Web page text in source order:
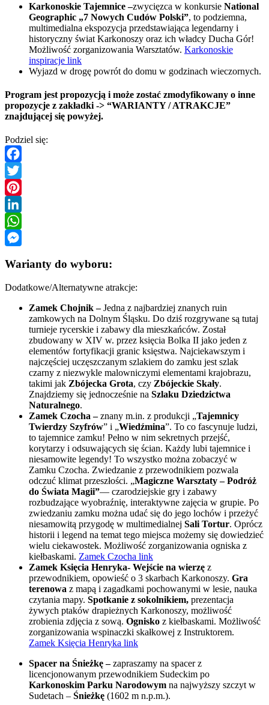
Karkonoskie Tajemnice –zwycięzca w konkursie National
Geographic „7 Nowych Cudów Polski”, to podziemna,
multimedialna ekspozycja przedstawiająca legendarny i
historyczny świat Karkonoszy oraz ich władcy Ducha Gór!
Możliwość zorganizowania Warsztatów. Karkonoskie
inspiracje link
Wyjazd w drogę powrót do domu w godzinach wieczornych.
Program jest propozycją i może zostać zmodyfikowany o inne
propozycje z zakładki -> “WARIANTY / ATRAKCJE”
znajdującej się powyżej.
Podziel się:
Facebook
Twitter
Pinterest
LinkedIn
WhatsApp
Warianty do wyboru:
Dodatkowe/Alternatywne atrakcje:
Zamek Chojnik –Jedna z najbardziej znanych ruin
zamkowych na Dolnym Śląsku. Do dziś rozgrywane są tutaj
turnieje rycerskie i zabawy dla mieszkańców. Został
zbudowany w XIV w. przez księcia Bolka II jako jeden z
elementów fortyfikacji granic księstwa. Najciekawszym i
najczęściej uczęszczanym szlakiem do zamku jest szlak
czarny z niezwykle malowniczymi elementami krajobrazu,
takimi jak Zbójecka Grota, czy Zbójeckie Skały.
Znajdziemy się jednocześnie na Szlaku Dziedzictwa
Naturalnego.
Zamek Czocha –znany m.in. z produkcji „Tajemnicy
Twierdzy Szyfrów” i „Wiedźmina”. To co fascynuje ludzi,
to tajemnice zamku! Pełno w nim sekretnych przejść,
korytarzy i odsuwających się ścian. Każdy lubi tajemnice i
niesamowite legendy! To wszystko można zobaczyć w
Zamku Czocha. Zwiedzanie z przewodnikiem pozwala
odczuć klimat przeszłości. „Magiczne Warsztaty – Podróż
do Świata Magii”— czarodziejskie gry i zabawy
rozbudzające wyobraźnię, interaktywne zajęcia w grupie. Po
zwiedzaniu zamku można udać się do jego lochów i przeżyć
niesamowitą przygodę w multimedialnej Sali Tortur. Oprócz
historii i legend na temat tego miejsca możemy się dowiedzieć
wielu ciekawostek. Możliwość zorganizowania ogniska z
kiełbaskami. Zamek Czocha link
Zamek Księcia Henryka- Wejście na wierzę z
przewodnikiem, opowieść o 3 skarbach Karkonoszy. Gra
terenowa z mapą i zagadkami pochowanymi w lesie, nauka
czytania mapy. Spotkanie z sokolnikiem, prezentacja
żywych ptaków drapieżnych Karkonoszy, możliwość
zrobienia zdjęcia z sową. Ognisko z kiełbaskami. Możliwość
zorganizowania wspinaczki skałkowej z Instruktorem.
Zamek Księcia Henryka link
Spacer na Śnieżkę –zapraszamy na spacer z
licencjonowanym przewodnikiem Sudeckim po
Karkonoskim Parku Narodowym na najwyższy szczyt w
Sudetach – Śnieżkę (1602 m n.p.m.).